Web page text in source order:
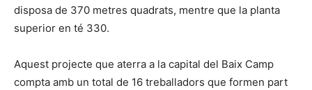
disposa de 370 metres quadrats, mentre que la planta
superior en té 330.
Aquest projecte que aterra a la capital del Baix Camp
compta amb un total de 16 treballadors que formen part